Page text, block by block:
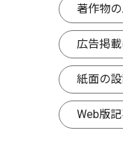
著作物
広告掲
紙面の
Web版